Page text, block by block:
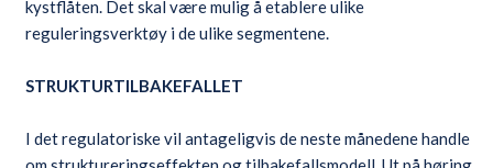
kystflåten. Det skal være mulig å etablere ulike
reguleringsverktøy i de ulike segmentene.
STRUKTURTILBAKEFALLET
I det regulatoriske vil antageligvis de neste månedene handle